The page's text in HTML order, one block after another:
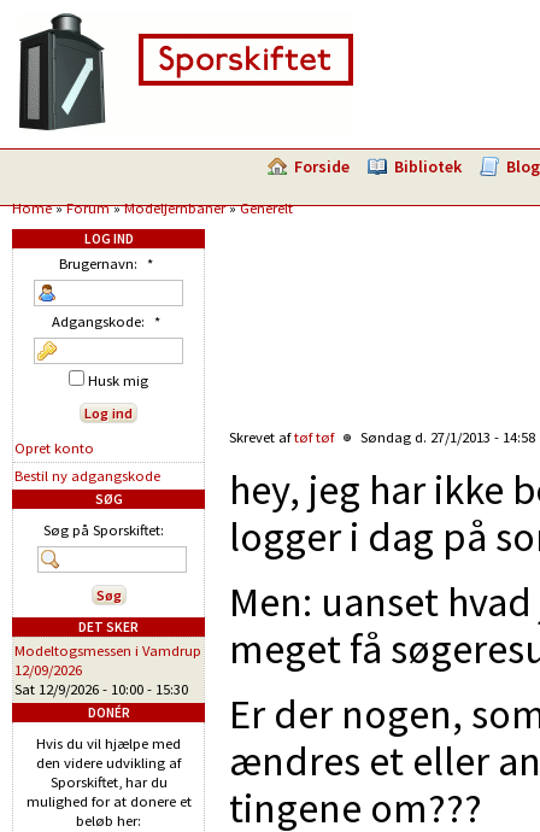
Forside Bibliotek Blog
Home»Forum»Modeljernbaner»Generelt
Skrevet aftøf tøf Søndag d. 27/1/2013 - 14:58
hey, jeg har ikke
logger i dag på
Men: uanset
meget få
Er der nogen,
ændres et eller
tingene om???
LOG IND
Brugernavn: *
Adgangskode: *
Husk mig
Opret konto
Bestil ny adgangskode
SØG
Søg på Sporskiftet:
DET SKER
Modeltogsmessen i Vamdrup
12/09/2026
Sat 12/9/2026 - 10:00 - 15:30
DONÉR
Hvis du vil hjælpe med
den videre udvikling af
Sporskiftet, har du
mulighed for at donere et
beløb her: